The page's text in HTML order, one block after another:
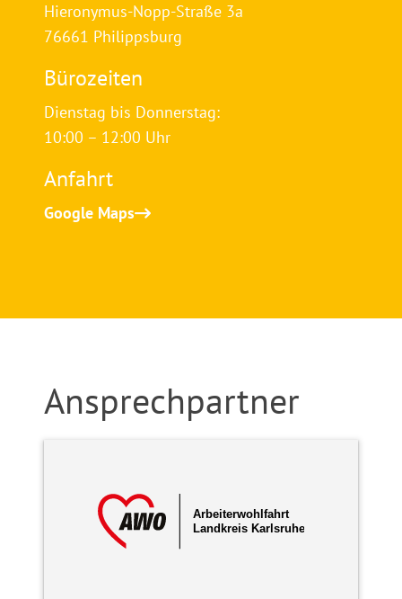
Hieronymus-Nopp-Straße 3a
76661 Philippsburg
Bürozeiten
Dienstag bis Donnerstag:
10:00 – 12:00 Uhr
Anfahrt
Google Maps
Ansprechpartner